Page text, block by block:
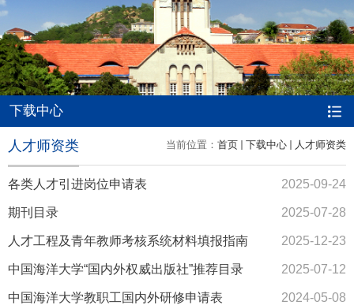
下载中心
当前位置： 首页 下载中心 人才师资类
人才师资类
2025-09-24
各类人才引进岗位申请表
2025-07-28
期刊目录
2025-12-23
人才工程及青年教师考核系统材料填报指南
2025-07-12
中国海洋大学“国内外权威出版社”推荐目录
2024-05-08
中国海洋大学教职工国内外研修申请表